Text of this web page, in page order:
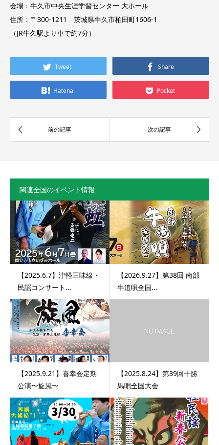
会場：牛久市中央生涯学習センター 大ホール
住所：〒300-1211 茨城県牛久市柏田町1606-1
（JR牛久駅より車で約7分）
Tweet Share
Hatena Pocket
関連全国のイベント情報
【2025.6.7】津軽三味線・
民謡コンサート...
【2026.9.27】第38回 南部
牛追唄全国...
【2025.9.21】喜幸会定期
公演〜旋風〜
【2025.8.24】第39回十勝
馬唄全国大会